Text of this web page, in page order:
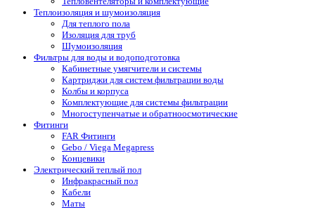
Теплоизоляция и шумоизоляция
Для теплого пола
Изоляция для труб
Шумоизоляция
Фильтры для воды и водоподготовка
Кабинетные умягчители и системы
Картриджи для систем фильтрации воды
Колбы и корпуса
Комплектующие для системы фильтрации
Многоступенчатые и обратноосмотические
Фитинги
FAR Фитинги
Gebo / Viega Megapress
Концевики
Электрический теплый пол
Инфракрасный пол
Кабели
Маты